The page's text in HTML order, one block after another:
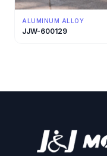
ALUMINUM ALLOY
JJW-600129